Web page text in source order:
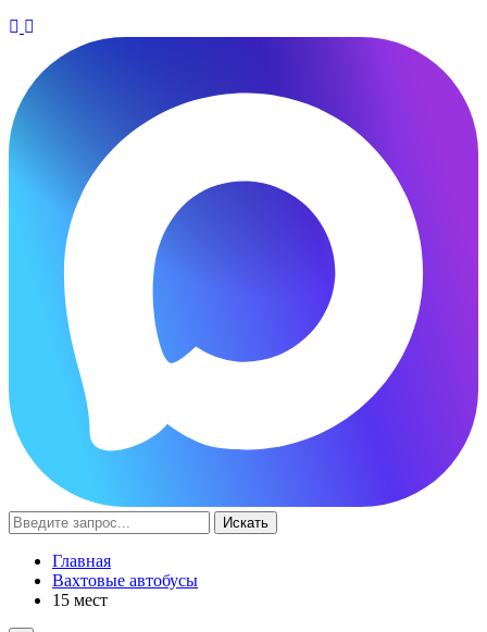
Искать
Главная
Вахтовые автобусы
15 мест